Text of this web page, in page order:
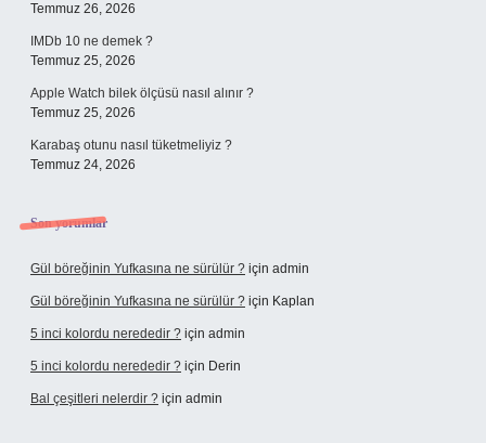
Temmuz 26, 2026
IMDb 10 ne demek ?
Temmuz 25, 2026
Apple Watch bilek ölçüsü nasıl alınır ?
Temmuz 25, 2026
Karabaş otunu nasıl tüketmeliyiz ?
Temmuz 24, 2026
Son yorumlar
Gül böreğinin Yufkasına ne sürülür ? için admin
Gül böreğinin Yufkasına ne sürülür ? için Kaplan
5 inci kolordu nerededir ? için admin
5 inci kolordu nerededir ? için Derin
Bal çeşitleri nelerdir ? için admin